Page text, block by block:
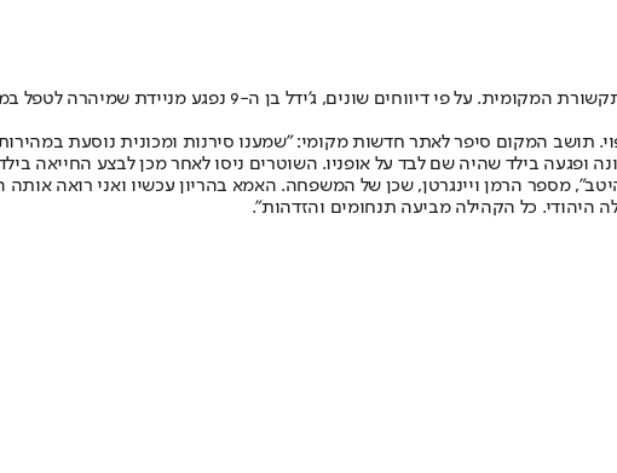
פרשת דריסה של ילד יהודי בעיר אנטוורפן בבלגיה על ידי ניידת משטרה מסעירה את
תושב המקום סיפר לאתר חדשות מקומי: "שמענו סירנות ומכונית נוסעת
בילד שהיה שם לבד על אופניו. השוטרים ניסו לאחר מכן לבצע החייאה
מספר הרמן ויינגרטן, שכן של המשפחה. האמא בהריון עכשיו ואני רואה אותה
היהודי. כל הקהילה מביעה תנחומים והזדהות".